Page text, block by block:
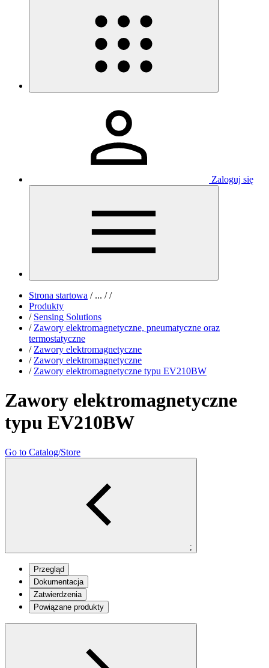
Zaloguj się
Strona startowa /... / /
Produkty
/ Sensing Solutions
/ Zawory elektromagnetyczne, pneumatyczne oraz
termostatyczne
/ Zawory elektromagnetyczne
/ Zawory elektromagnetyczne
/ Zawory elektromagnetyczne typu EV210BW
Zawory elektromagnetyczne
typu EV210BW
Go to Catalog/Store
;
Przegląd
Dokumentacja
Zatwierdzenia
Powiązane produkty